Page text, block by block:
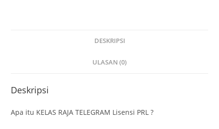
DESKRIPSI
ULASAN (0)
Deskripsi
Apa itu KELAS RAJA TELEGRAM Lisensi PRL ?